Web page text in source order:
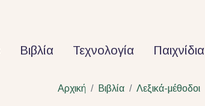
Βιβλία Τεχνολογία Παιχνίδια
Αρχική Βιβλία Λεξικά-μέθοδοι